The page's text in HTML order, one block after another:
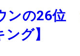
ンの26位
グ】